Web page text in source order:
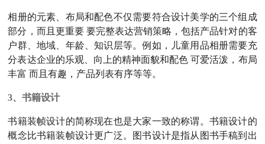
相册的元素、布局和配色不仅需要符合设计美学的三个组成
部分，而且更重要 要完整表达营销策略，包括产品针对的客
户群、地域、年龄、知识层等。例如，儿童用品相册需要充
分表达企业的乐观、向上的精神面貌和配色 可爱活泼，布局
丰富 而且有趣，产品列表有序等等。
3、书籍设计
书籍装帧设计的简称现在也是大家一致的称谓。书籍设计的
概念比书籍装帧设计更广泛。图书设计是指从图书手稿到出